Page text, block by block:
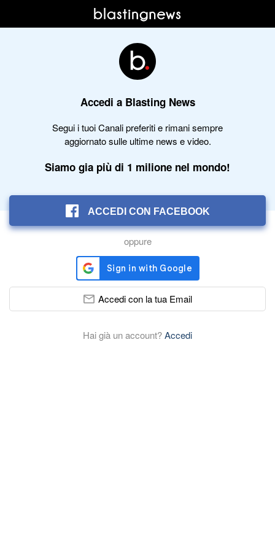
Accedi a Blasting News
Segui i tuoi Canali preferiti e rimani sempre
aggiornato sulle ultime news e video.
Siamo gia più di 1 milione nel mondo!
ACCEDI CON FACEBOOK
oppure
Accedi con la tua Email
Hai già un account?Accedi